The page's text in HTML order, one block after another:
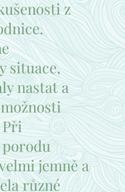
z
situace,
nastat a
jemně a
různé